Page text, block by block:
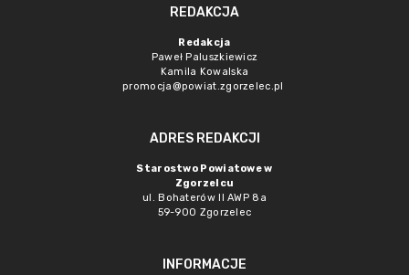
REDAKCJA
Redakcja
Paweł Paluszkiewicz
Kamila Kowalska
promocja@powiat.zgorzelec.pl
ADRES REDAKCJI
Starostwo Powiatowe w
Zgorzelcu
ul. Bohaterów II AWP 8a
59-900 Zgorzelec
INFORMACJE